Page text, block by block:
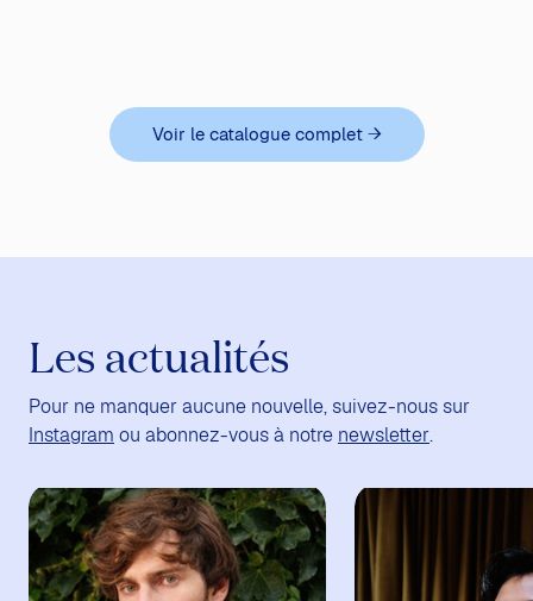
Voir le catalogue complet →
Les actualités
Pour ne manquer aucune nouvelle, suivez-nous sur
Instagram ou abonnez-vous à notre newsletter.